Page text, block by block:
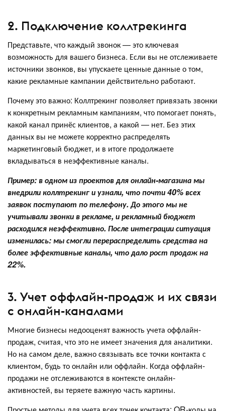
2. Подключение коллтрекинга
Представьте, что каждый звонок — это ключевая
возможность для вашего бизнеса. Если вы не отслеживаете
источники звонков, вы упускаете ценные данные о том,
какие рекламные кампании действительно работают.
Почему это важно: Коллтрекинг позволяет привязать звонки
к конкретным рекламным кампаниям, что помогает понять,
какой канал принёс клиентов, а какой — нет. Без этих
данных вы не можете корректно распределять
маркетинговый бюджет, и в итоге продолжаете
вкладываться в неэффективные каналы.
Пример: в одном из проектов для онлайн-магазина мы
внедрили коллтрекинг и узнали, что почти 40% всех
заявок поступают по телефону. До этого мы не
учитывали звонки в рекламе, и рекламный бюджет
расходился неэффективно. После интеграции ситуация
изменилась: мы смогли перераспределить средства на
более эффективные каналы, что дало рост продаж на
22%.
3. Учет оффлайн-продаж и их связи
с онлайн-каналами
Многие бизнесы недооценят важность учета оффлайн-
продаж, считая, что это не имеет значения для аналитики.
Но на самом деле, важно связывать все точки контакта с
клиентом, будь то онлайн или оффлайн. Когда оффлайн-
продажи не отслеживаются в контексте онлайн-
активностей, вы теряете важную часть картины.